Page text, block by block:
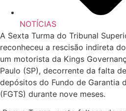
NOTÍCIAS
A Sexta Turma do Tribunal
reconheceu a rescisão indireta
um motorista da Kings
Paulo (SP), decorrente da falta
depósitos do Fundo de Garantia
(FGTS) durante nove meses.